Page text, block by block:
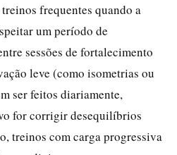
frequentes quando a
um período de
sessões de fortalecimento
leve (como isometrias ou
ser feitos diariamente,
for corrigir desequilíbrios
treinos com carga progressiva